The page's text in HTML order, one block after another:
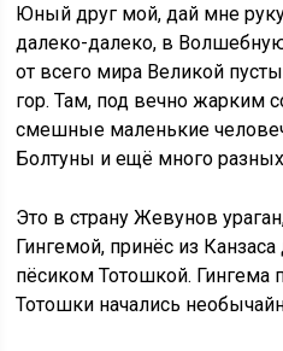
Юный друг мой, дай мне
далеко-далеко, в Волшебную
от всего мира Великой
гор. Там, под вечно жарким
смешные маленькие
Болтуны и ещё много
Это в страну Жевунов
Гингемой, принёс из
пёсиком Тотошкой. Гингема
Тотошки начались